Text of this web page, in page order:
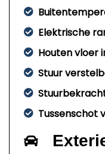
Elektrische
Houten vloer
Stuur
Tussenschot